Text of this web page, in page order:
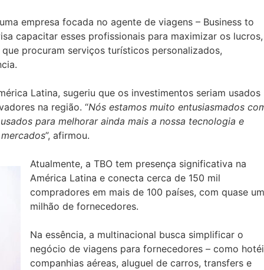
empresa focada no agente de viagens – Business to
capacitar esses profissionais para maximizar os lucros,
procuram serviços turísticos personalizados,
Latina, sugeriu que os investimentos seriam usados
na região. “Nós estamos muito entusiasmados
​​para melhorar ainda mais a nossa tecnologia e
”, afirmou.
Atualmente, a TBO tem presença significativa na
América Latina e conecta cerca de 150 mil
compradores em mais de 100 países, com quase um
milhão de fornecedores.
Na essência, a multinacional busca simplificar o
negócio de viagens para fornecedores – como
companhias aéreas, aluguel de carros, transfers e